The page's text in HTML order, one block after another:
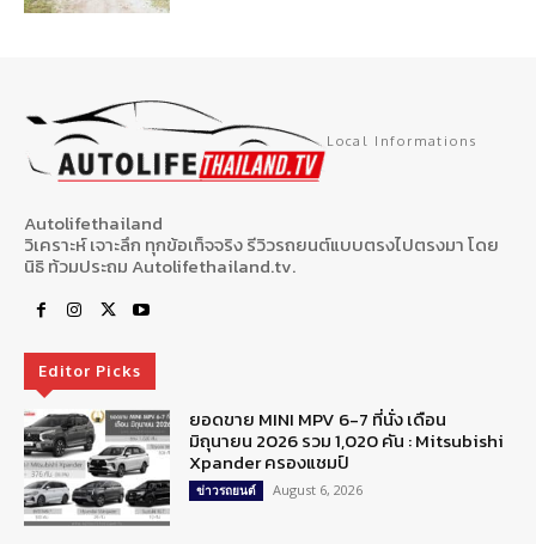
Local Informations
Autolifethailand
วิเคราะห์ เจาะลึก ทุกข้อเท็จจริง รีวิวรถยนต์แบบตรงไปตรงมา โดย
นิธิ ท้วมประถม Autolifethailand.tv.
Editor Picks
ยอดขาย MINI MPV 6-7 ที่นั่ง เดือน
มิถุนายน 2026 รวม 1,020 คัน : Mitsubishi
Xpander ครองแชมป์
ข่าวรถยนต์ August 6, 2026